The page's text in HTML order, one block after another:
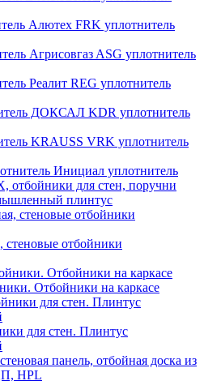
FRK уплотнитель
ASG уплотнитель
REG уплотнитель
KDR уплотнитель
VRK уплотнитель
Инициал уплотнитель
отбойники для стен, поручни
плинтус
стеновые отбойники
Отбойники на каркасе
для стен. Плинтус